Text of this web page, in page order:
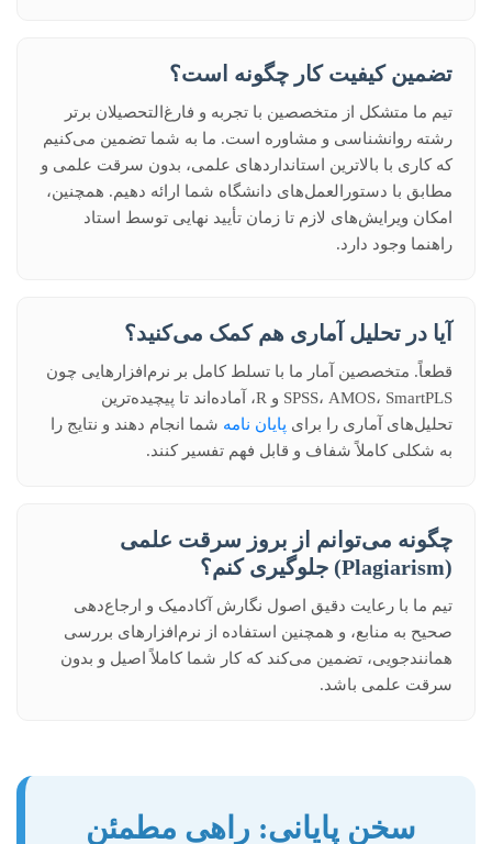
تضمین کیفیت کار چگونه است؟
تیم ما متشکل از متخصصین با تجربه و فارغ‌التحصیلان برتر
رشته روانشناسی و مشاوره است. ما به شما تضمین می‌کنیم
که کاری با بالاترین استانداردهای علمی، بدون سرقت علمی و
مطابق با دستورالعمل‌های دانشگاه شما ارائه دهیم. همچنین،
امکان ویرایش‌های لازم تا زمان تأیید نهایی توسط استاد
راهنما وجود دارد.
آیا در تحلیل آماری هم کمک می‌کنید؟
قطعاً. متخصصین آمار ما با تسلط کامل بر نرم‌افزارهایی چون
SPSS، AMOS، SmartPLS و R، آماده‌اند تا پیچیده‌ترین
تحلیل‌های آماری را برای پایان نامه شما انجام دهند و نتایج را
به شکلی کاملاً شفاف و قابل فهم تفسیر کنند.
چگونه می‌توانم از بروز سرقت علمی
(Plagiarism) جلوگیری کنم؟
تیم ما با رعایت دقیق اصول نگارش آکادمیک و ارجاع‌دهی
صحیح به منابع، و همچنین استفاده از نرم‌افزارهای بررسی
همانندجویی، تضمین می‌کند که کار شما کاملاً اصیل و بدون
سرقت علمی باشد.
سخن پایانی: راهی مطمئن